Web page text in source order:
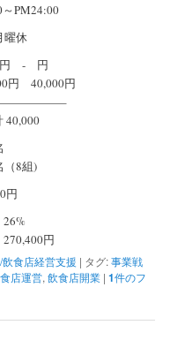
PM24:00
休
- 円
円 40,000円
40,000
8組)
円
円
食店経営支援 | タグ:事業戦
店運営,飲食店開業 |1件のフ